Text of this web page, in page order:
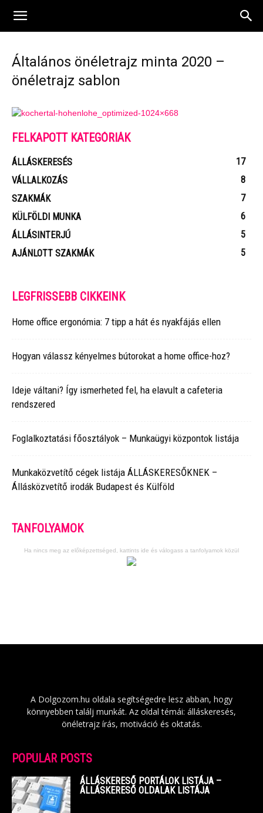
Általános önéletrajz minta 2020 –
önéletrajz sablon
FELKAPOTT KATEGÓRIÁK
ÁLLÁSKERESÉS
17
VÁLLALKOZÁS
8
SZAKMÁK
7
KÜLFÖLDI MUNKA
6
ÁLLÁSINTERJÚ
5
AJÁNLOTT SZAKMÁK
5
LEGFRISSEBB CIKKEINK
Home office ergonómia: 7 tipp a hát és nyakfájás ellen
Hogyan válassz kényelmes bútorokat a home office-hoz?
Ideje váltani? Így ismerheted fel, ha elavult a cafeteria
rendszered
Foglalkoztatási főosztályok – Munkaügyi központok listája
Munkaközvetítő cégek listája ÁLLÁSKERESŐKNEK –
Állásközvetítő irodák Budapest és Külföld
TANFOLYAMOK
Ha nincs meg az előképzettséged, kattints ide és válogass a tanfolyamok közül
A Dolgozom.hu oldala segítségedre lesz abban, hogy
könnyebben találj munkát. Az oldal témái: álláskeresés,
önéletrajz írás, motiváció és oktatás.
POPULAR POSTS
ÁLLÁSKERESŐ PORTÁLOK LISTÁJA –
ÁLLÁSKERESŐ OLDALAK LISTÁJA